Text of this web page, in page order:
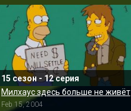
15 сезон - 12 серия
Милхаус здесь больше не живёт
Feb 15, 2004